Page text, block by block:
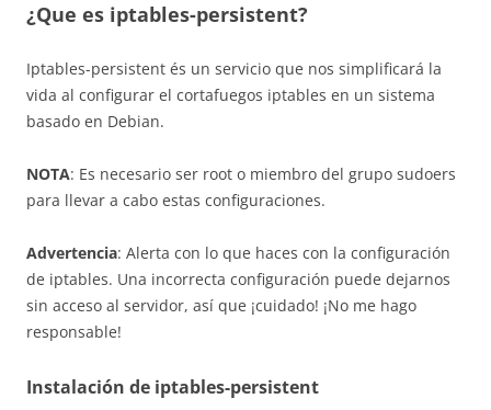
¿Que es iptables-persistent?
Iptables-persistent és un servicio que nos simplificará la
vida al configurar el cortafuegos iptables en un sistema
basado en Debian.
NOTA: Es necesario ser root o miembro del grupo sudoers
para llevar a cabo estas configuraciones.
Advertencia: Alerta con lo que haces con la configuración
de iptables. Una incorrecta configuración puede dejarnos
sin acceso al servidor, así que ¡cuidado! ¡No me hago
responsable!
Instalación de iptables-persistent